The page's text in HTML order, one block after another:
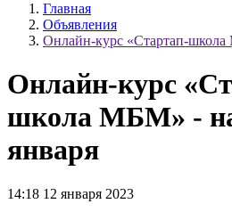
Главная
Объявления
Онлайн-курс «Стартап-
Онлайн-курс
школа МБМ» -
января
14:18 12 января 2023